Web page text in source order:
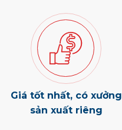
Giá tốt nhất, có xưởng
sản xuất riêng